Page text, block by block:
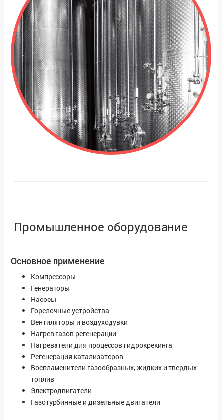
Промышленное оборудование
Основное применение
Компрессоры
Генераторы
Насосы
Горелочные устройства
Вентиляторы и воздуходувки
Нагрев газов регенерации
Нагреватели для процессов гидрокрекинга
Регенерация катализаторов
Воспламенители газообразных, жидких и твердых
топлив
Электродвигатели
Газотурбинные и дизельные двигатели